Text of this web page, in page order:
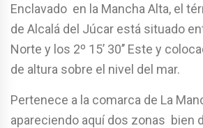
Enclavado en la Mancha Alta, el
de Alcalá del Júcar está situado
Norte y los 2º 15’ 30’’ Este y
de altura sobre el nivel del mar.
Pertenece a la comarca de La
apareciendo aquí dos zonas bien